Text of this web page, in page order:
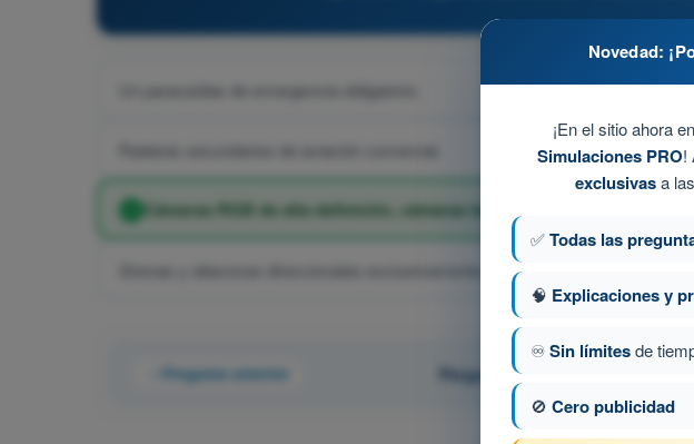
Un paracaídas de emergencia obligatorio.
Radares secundarios de aviación comercial.
Cámaras RGB de alta definición, cámaras termográficas (FLIR) y
Sirenas y altavoces direccionales exclusivamente.
Pregunta anterior Pregunta 193 de 485
Novedad:
¡En el sitio ahora
Simulaciones PRO!
exclusivasa
✅Todas las
🧠 Explicaciones y
♾️Sin límitesde
🚫 Cero publicidad